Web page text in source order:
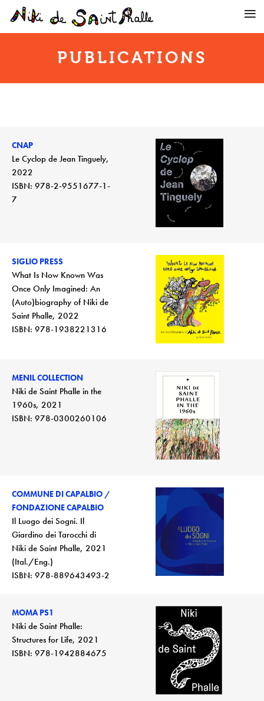
PUBLICATIONS
CNAP
Le Cyclop de Jean Tinguely,
2022
ISBN: 978-2-9551677-1-
7
SIGLIO PRESS
What Is Now Known Was
Once Only Imagined: An
(Auto)biography of Niki de
Saint Phalle, 2022
ISBN: 978-1938221316
MENIL COLLECTION
Niki de Saint Phalle in the
1960s, 2021
COMMUNE DI CAPALBIO /
FONDAZIONE CAPALBIO
Il Luogo dei Sogni. Il
Giardino dei Tarocchi di
Niki de Saint Phalle, 2021
(Ital./Eng.)
ISBN: 978-889643493-2
MOMA PS1
Niki de Saint Phalle:
Structures for Life, 2021
ISBN: 978-1942884675